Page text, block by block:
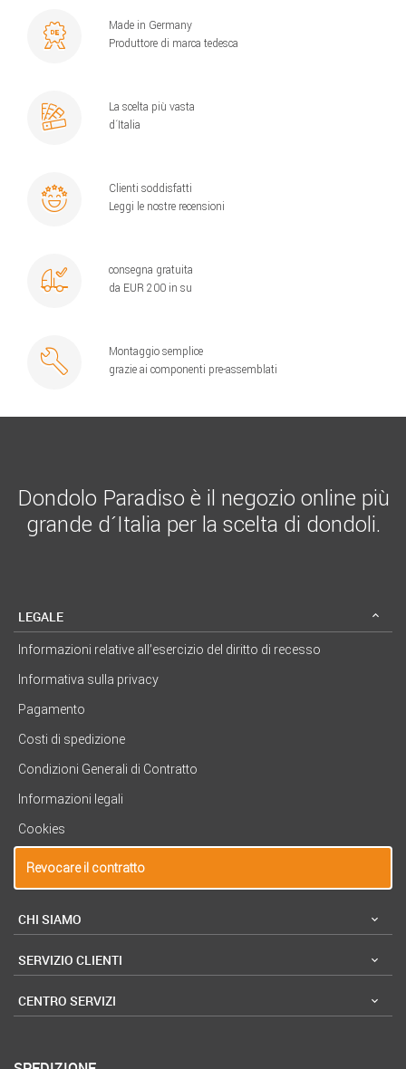
Made in Germany
Produttore di marca tedesca
La scelta più vasta
d´Italia
Clienti soddisfatti
Leggi le nostre recensioni
consegna gratuita
da EUR 200 in su
Montaggio semplice
grazie ai componenti pre-assemblati
Dondolo Paradiso è il negozio online più
grande d´Italia per la scelta di dondoli.
LEGALE
Informazioni relative all’esercizio del diritto di recesso
Informativa sulla privacy
Pagamento
Costi di spedizione
Condizioni Generali di Contratto
Informazioni legali
Cookies
Revocare il contratto
CHI SIAMO
SERVIZIO CLIENTI
CENTRO SERVIZI